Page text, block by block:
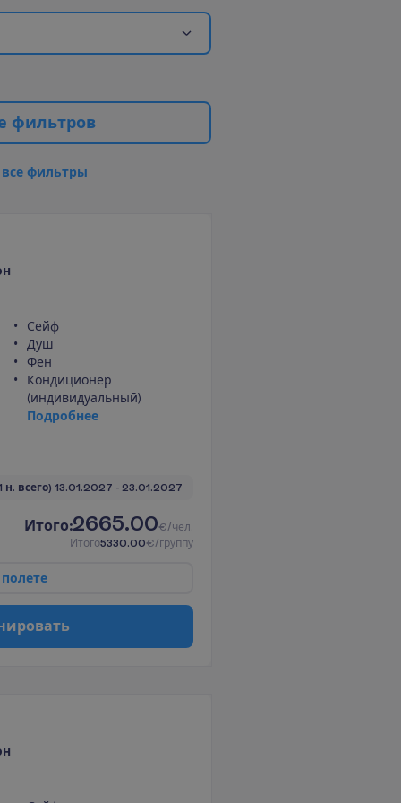
фильтров
все фильтры
Сейф
Душ
Фен
Кондиционер
(индивидуальный)
Подробнее
н. всего) 13.01.2027 - 23.01.2027
Итого:2665.00€/чел.
Итого5330.00€/группу
полете
ировать